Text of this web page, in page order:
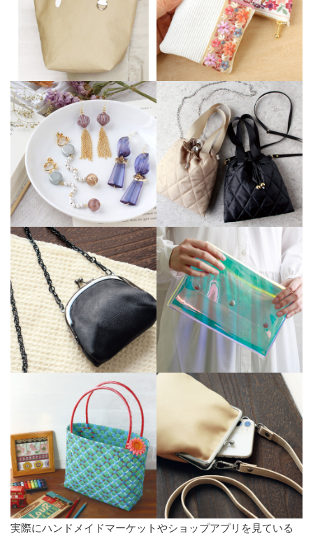
実際にハンドメイドマーケットやショップアプリを見ている